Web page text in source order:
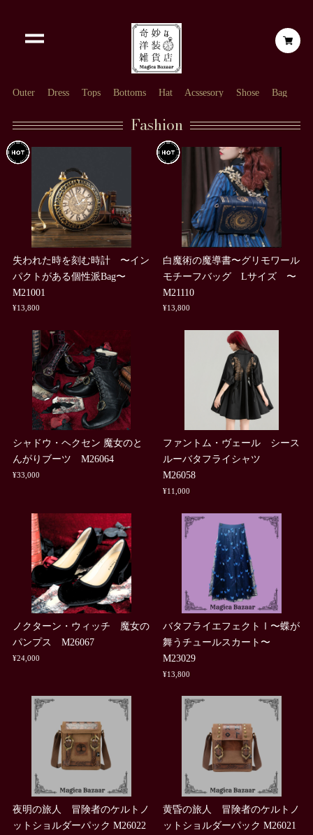
Outer Dress Tops Bottoms Hat Acssesory Shose Bag
Fashion
失われた時を刻む時計 〜イン
パクトがある個性派Bag〜
M21001
¥13,800
白魔術の魔導書〜グリモワール
モチーフバッグ Lサイズ 〜
M21110
¥13,800
シャドウ・ヘクセン 魔女のと
んがりブーツ M26064
¥33,000
ファントム・ヴェール シース
ルーバタフライシャツ
M26058
¥11,000
ノクターン・ウィッチ 魔女の
パンプス M26067
¥24,000
バタフライエフェクトⅠ〜蝶が
舞うチュールスカート〜
M23029
¥13,800
夜明の旅人 冒険者のケルトノ
ットショルダーパック M26022
黄昏の旅人 冒険者のケルトノ
ットショルダーパック M26021